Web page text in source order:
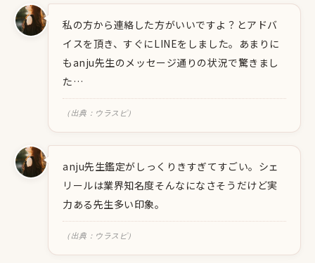
私の方から連絡した方がいいですよ？とアドバ
イスを頂き、すぐにLINEをしました。あまりに
もanju先生のメッセージ通りの状況で驚きまし
た…
（出典：ウラスピ）
anju先生鑑定がしっくりきすぎてすごい。シェ
リールは業界知名度そんなになさそうだけど実
力ある先生多い印象。
（出典：ウラスピ）